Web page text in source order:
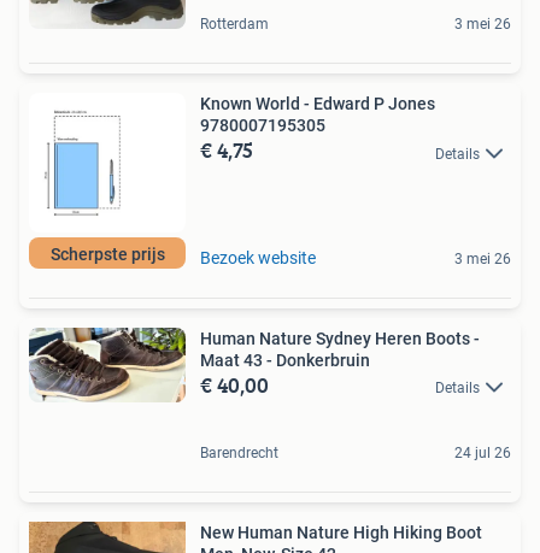
Rotterdam 3 mei 26
Scherpste prijs
Known World - Edward P Jones
9780007195305
€ 4,75 Details
Bezoek website 3 mei 26
Human Nature Sydney Heren Boots -
Maat 43 - Donkerbruin
€ 40,00 Details
Barendrecht 24 jul 26
New Human Nature High Hiking Boot